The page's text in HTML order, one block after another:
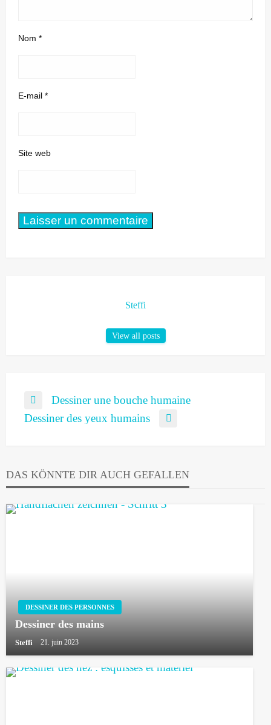
Nom *
E-mail *
Site web
Steffi
View all posts
Navigation
de
Previous
Post
Dessiner une bouche humaine
Next
Dessiner des yeux humains
DAS KÖNNTE DIR AUCH GEFALLEN
DESSINER DES PERSONNES
Dessiner des mains
Steffi 21. juin 2023